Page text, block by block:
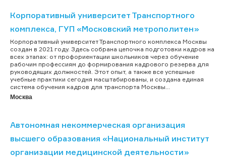
Корпоративный университет Транспортного
комплекса, ГУП «Московский метрополитен»
Корпоративный университет Транспортного комплекса Москвы
создан в 2021 году. Здесь собрана цепочка подготовки кадров на
всех этапах: от профориентации школьников через обучение
рабочим профессиям до формирования кадрового резерва для
руководящих должностей. Этот опыт, а также все успешные
учебные практики сегодня масштабированы, и создана единая
система обучения кадров для транспорта Москвы...
Москва
Автономная некоммерческая организация
высшего образования «Национальный институт
организации медицинской деятельности»